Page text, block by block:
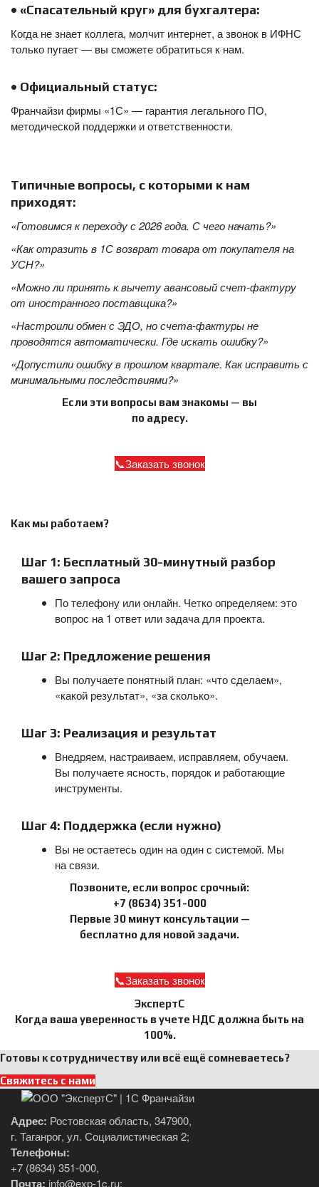
• «Спасательный круг» для бухгалтера:
Когда не знает коллега, молчит интернет, а звонок в ИФНС
только пугает — вы сможете обратиться к нам.
• Официальный статус:
Франчайзи фирмы «1С» — гарантия легального ПО,
методической поддержки и ответственности.
Типичные вопросы, с которыми к нам
приходят:
«Готовимся к переходу с 2026 года. С чего начать?»
«Как отразить в 1С возврат товара от покупателя на
УСН?»
«Можно ли принять к вычету авансовый счет-фактуру
от иностранного поставщика?»
«Настроили обмен с ЭДО, но счета-фактуры не
проводятся автоматически. Где искать ошибку?»
«Допустили ошибку в прошлом квартале. Как исправить с
минимальными последствиями?»
Если эти вопросы вам знакомы — вы
по адресу.
Заказать звонок
Как мы работаем?
Шаг 1: Бесплатный 30-минутный разбор
вашего запроса
По телефону или онлайн. Четко определяем: это
вопрос на 1 ответ или задача для проекта.
Шаг 2: Предложение решения
Вы получаете понятный план: «что сделаем»,
«какой результат», «за сколько».
Шаг 3: Реализация и результат
Внедряем, настраиваем, исправляем, обучаем.
Вы получаете ясность, порядок и работающие
инструменты.
Шаг 4: Поддержка (если нужно)
Вы не остаетесь один на один с системой. Мы
на связи.
Позвоните, если вопрос срочный:
+7 (8634) 351-000
Первые 30 минут консультации —
бесплатно для новой задачи.
Заказать звонок
ЭкспертС
Когда ваша уверенность в учете НДС должна быть на
100%.
Готовы к сотрудничеству или всё ещё сомневаетесь?
Свяжитесь с нами
Адрес: Ростовская область, 347900,
г. Таганрог, ул. Социалистическая 2;
Телефоны:
+7 (8634) 351-000,
Почта: info@exp-1c.ru;